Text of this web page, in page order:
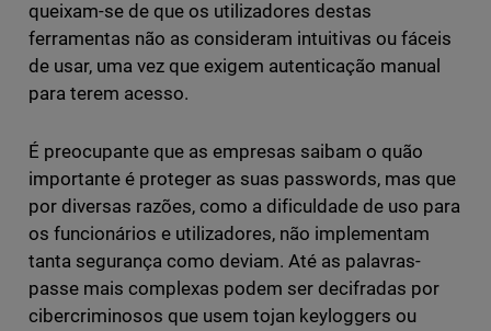
queixam-se de que os utilizadores destas
ferramentas não as consideram intuitivas ou fáceis
de usar, uma vez que exigem autenticação manual
para terem acesso.
É preocupante que as empresas saibam o quão
importante é proteger as suas passwords, mas que
por diversas razões, como a dificuldade de uso para
os funcionários e utilizadores, não implementam
tanta segurança como deviam. Até as palavras-
passe mais complexas podem ser decifradas por
cibercriminosos que usem tojan keyloggers ou